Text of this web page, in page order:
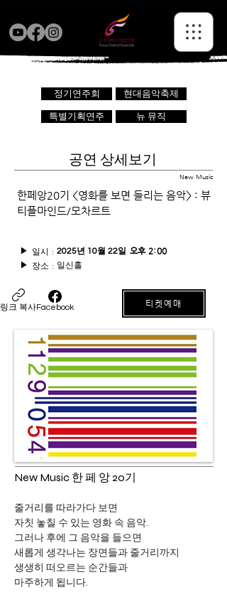
정기연주회 현대음악축제
특별기획연주 뉴 뮤직
공연 상세보기
New Music
한페앙20기 <영화를 보면 들리는 음악> : 뷰
티플마인드/모차르트
2025년 10월 22일
일시 :
▶ 오후 2:00
▶ 장소 : 일신홀
링크 복사Facebook 티켓예매
New Music 한 페 앙 20기
줄거리를 따라가다 보면
자칫 놓칠 수 있는 영화 속 음악.
그러나 후에 그 음악을 들으면
새롭게 생각나는 장면들과 줄거리까지
생생히 떠오르는 순간들과
마주하게 됩니다.